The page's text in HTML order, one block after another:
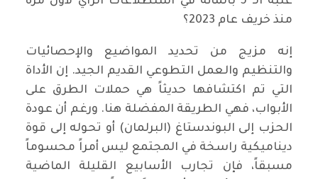
منذ خريف عام 2023؟
إنه مزيج من تحديد المواضيع والإحصائيات
والتنظيم والعمل التطوعي القديم الجيد. إن الأداة
التي تم اكتشافها حديثاً هي حملات الطرق على
الأبواب، فهي الطريقة المفضلة هنا. ورغم أن عودة
الحزب إلى البوندستاغ (البرلمان) أو تحوله إلى قوة
ديناميكية راسخة في المجتمع ليس أمراً محسوماً
مسبقاً، فإن تجارب الأسابيع القليلة الماضية